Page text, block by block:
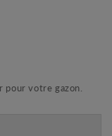
pour votre gazon.